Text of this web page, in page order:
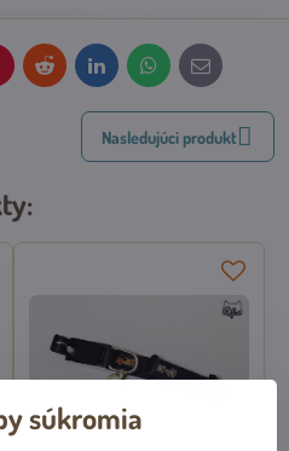
Reddit LinkedInWhatsApp
E-
mail
Nasledujúci produkt
súkromia